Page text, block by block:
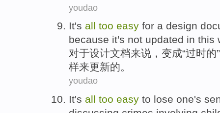
youdao
It's all too easy for a design
because it's not updated in this
对于设计文档来说， 变成“过时的”
样来更新的。
youdao
It's all too easy to lose one's